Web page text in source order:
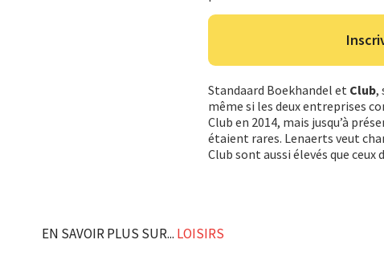
Standaard Boekhandel et Club,
même si les deux entreprises
Club en 2014, mais jusqu’à
étaient rares. Lenaerts veut
Club sont aussi élevés que
EN SAVOIR PLUS SUR... LOISIRS